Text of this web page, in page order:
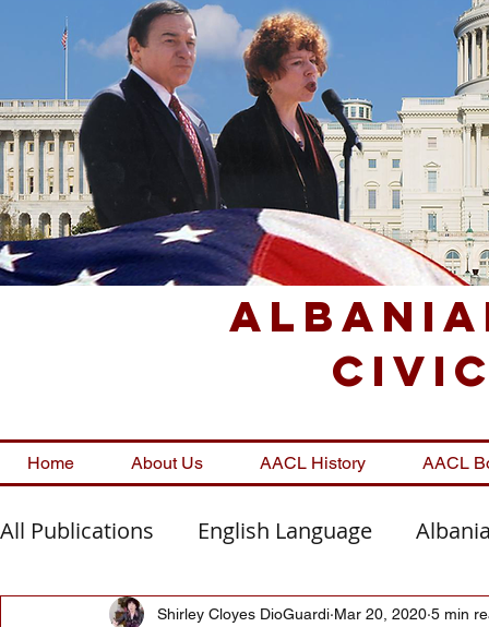
Home About Us AACL History AACL
All Publications English Language
Macedonia Montenegro Presheva
Shirley Cloyes DioGuardi Mar 20, 2020 5 min